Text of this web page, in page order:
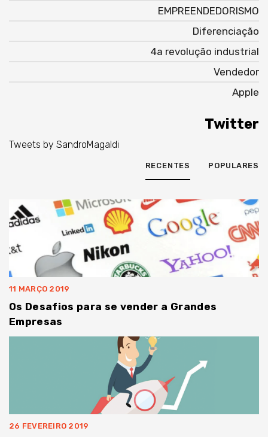
EMPREENDEDORISMO
Diferenciação
4a revolução industrial
Vendedor
Apple
Twitter
Tweets by SandroMagaldi
POPULARES
RECENTES
11 MARÇO 2019
Os Desafios para se vender a Grandes
Empresas
26 FEVEREIRO 2019